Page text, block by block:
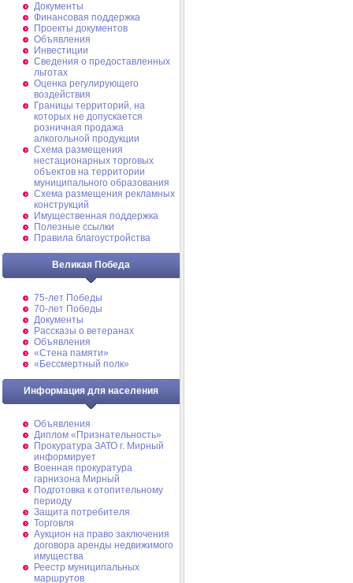
Документы
Финансовая поддержка
Проекты документов
Объявления
Инвестиции
Сведения о предоставленных
льготах
Оценка регулирующего
воздействия
Границы территорий, на
которых не допускается
розничная продажа
алкогольной продукции
Схема размещения
нестационарных торговых
объектов на территории
муниципального образования
Схема размещения рекламных
конструкций
Имущественная поддержка
Полезные ссылки
Правила благоустройства
Великая Победа
75-лет Победы
70-лет Победы
Документы
Рассказы о ветеранах
Объявления
«Стена памяти»
«Бессмертный полк»
Информация для населения
Объявления
Диплом «Признательность»
Прокуратура ЗАТО г. Мирный
информирует
Военная прокуратура
гарнизона Мирный
Подготовка к отопительному
периоду
Защита потребителя
Торговля
Аукцион на право заключения
договора аренды недвижимого
имущества
Реестр муниципальных
маршрутов